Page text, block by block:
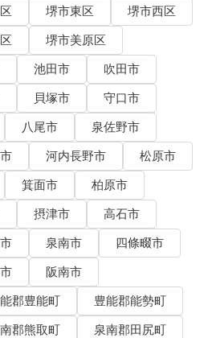
堺市東区
堺市西区
堺市美原区
池田市
吹田市
貝塚市
守口市
八尾市
泉佐野市
河内長野市
松原市
箕面市
柏原市
摂津市
高石市
泉南市
四條畷市
阪南市
郡豊能町
豊能郡能勢町
郡熊取町
泉南郡田尻町